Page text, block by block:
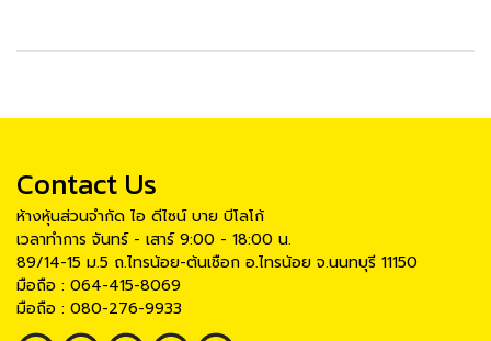
Contact Us
ห้างหุ้นส่วนจำกัด ไอ ดีไซน์ บาย บีโลโก้
เวลาทำการ จันทร์ - เสาร์ 9:00 - 18:00 น.
89/14-15 ม.5 ถ.ไทรน้อย-ต้นเชือก อ.ไทรน้อย จ.นนทบุรี 11150
มือถือ : 064-415-8069
มือถือ : 080-276-9933